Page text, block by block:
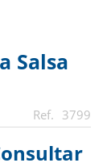
Salsa
3799